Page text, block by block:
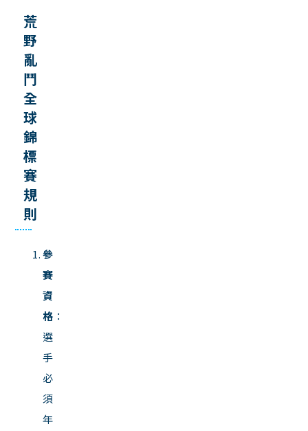
荒
野
亂
鬥
全
球
錦
標
賽
規
則
參
賽
資
格 ：
選
手
必
須
年